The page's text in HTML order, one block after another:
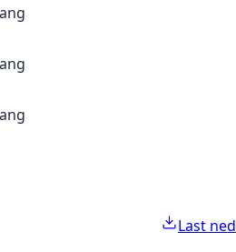
Last ned